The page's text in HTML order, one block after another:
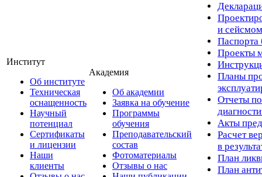
Институт
Об институте
Техническая
оснащенность
Научный
потенциал
Сертификаты
и лицензии
Наши
клиенты
Академия
Об академии
Заявка на обучение
Программы
обучения
Преподавательский
состав
Фотоматериалы
Отзывы о нас
и
Паспорта
Проекты
Планы
Отчеты по
Акты
Расчет
в
План
План